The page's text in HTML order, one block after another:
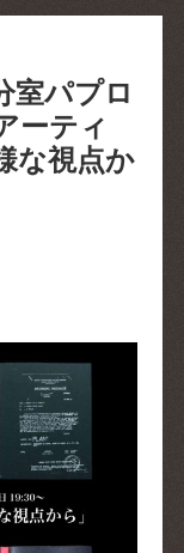
室パプロ
ーティ
な視点か